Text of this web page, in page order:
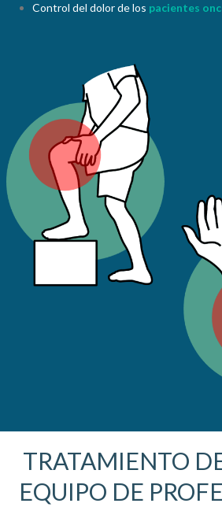
Control del dolor de los pacientes
TRATAMIENTO
EQUIPO DE